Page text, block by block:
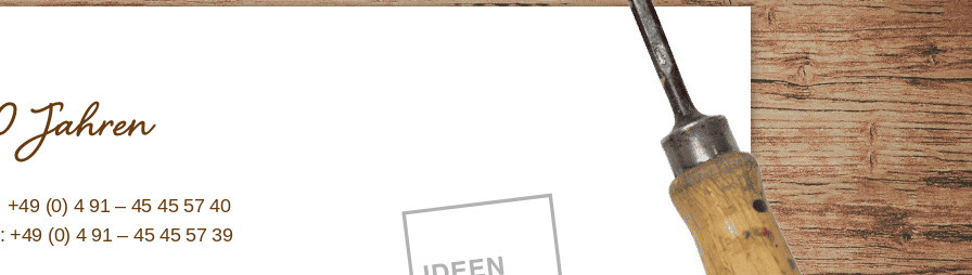
Jahren
+49 (0) 4 91 – 45 45 57 40
+49 (0) 4 91 – 45 45 57 39